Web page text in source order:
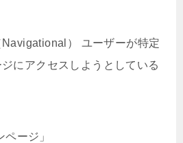
） ユーザーが特定
にアクセスしようとしている
ージ」